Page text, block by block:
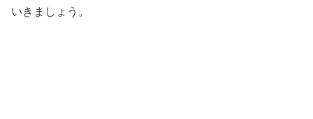
いきましょう。